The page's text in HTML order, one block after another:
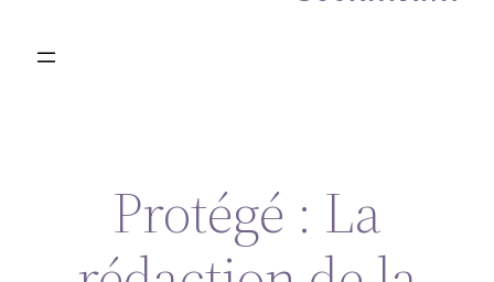
Protégé : La